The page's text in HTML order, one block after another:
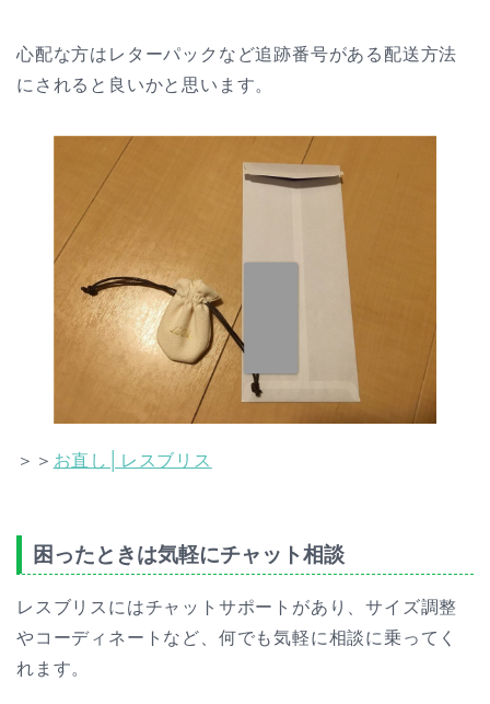
心配な方はレターパックなど追跡番号がある配送方法
にされると良いかと思います。
＞＞ お直し│レスブリス
困ったときは気軽にチャット相談
レスブリスにはチャットサポートがあり、サイズ調整
やコーディネートなど、何でも気軽に相談に乗ってく
れます。